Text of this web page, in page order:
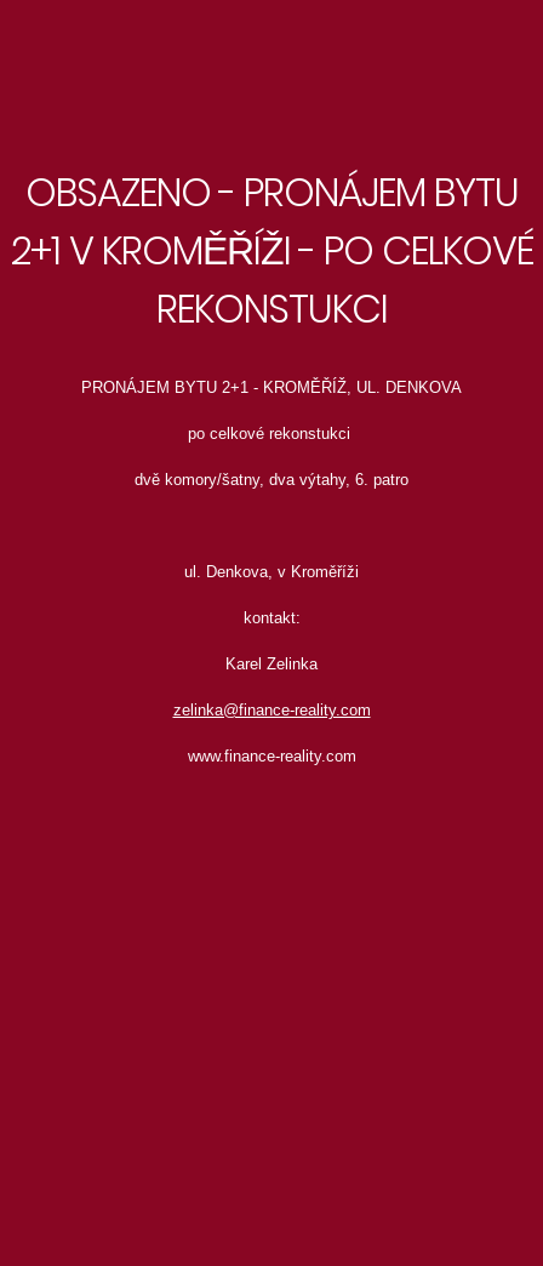
OBSAZENO - PRONÁJEM BYTU
2+1 V KROMĚŘÍŽI - PO CELKOVÉ
REKONSTUKCI
PRONÁJEM BYTU 2+1 - KROMĚŘÍŽ, UL. DENKOVA
po celkové rekonstukci
dvě komory/šatny, dva výtahy, 6. patro
ul. Denkova, v Kroměříži
kontakt:
Karel Zelinka
zelinka@finance-reality.com
www.finance-reality.com